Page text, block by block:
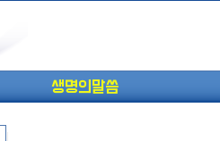
생명의말씀